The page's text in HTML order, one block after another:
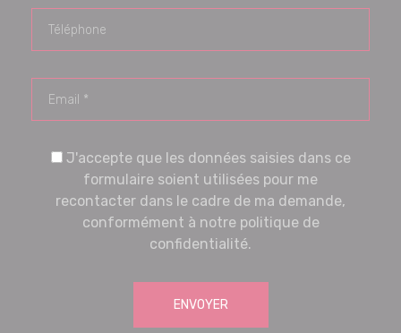
J'accepte que les données saisies dans ce
formulaire soient utilisées pour me
recontacter dans le cadre de ma demande,
conformément à notre politique de
confidentialité.
ENVOYER